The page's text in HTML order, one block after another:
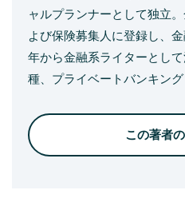
ャルプランナーとして独立
よび保険募集人に登録し、
年から金融系ライターとし
種、プライベートバンキング
この著者